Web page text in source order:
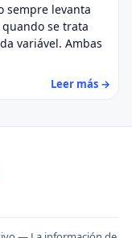
sempre levanta
se trata
variável. Ambas
Leer más →